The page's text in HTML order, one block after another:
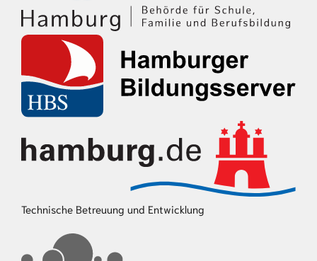
Technische Betreuung und Entwicklung